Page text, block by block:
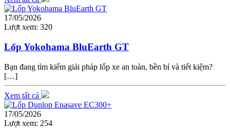
17/05/2026
Lượt xem: 320
Lốp Yokohama BluEarth GT
Bạn đang tìm kiếm giải pháp lốp xe an toàn, bền bỉ và tiết kiệm?
[…]
Xem tất cả
17/05/2026
Lượt xem: 254